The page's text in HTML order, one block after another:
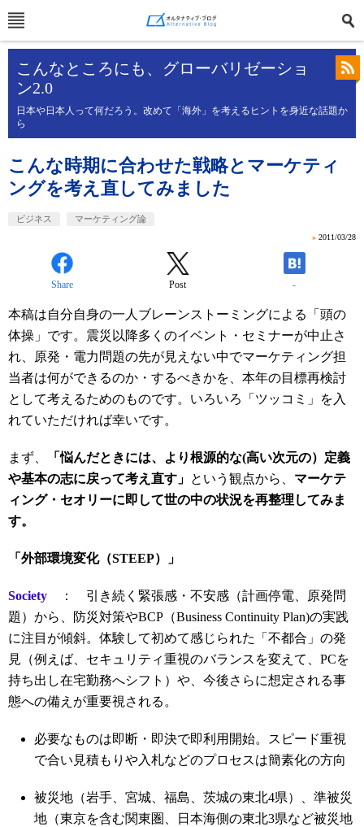
こんなところにも、グローバリゼーショ
ン2.0
日本や日本人って何だろう。改めて「海外」を考えるヒントを身近な話題か
ら
こんな時期に合わせた戦略とマーケティ
ングを考え直してみました
ビジネス マーケティング論
» 2011/03/28
Share Post -
本稿は自分自身の一人ブレーンストーミングによる「頭の
体操」です。震災以降多くのイベント・セミナーが中止さ
れ、原発・電力問題の先が見えない中でマーケティング担
当者は何ができるのか・するべきかを、本年の目標再検討
として考えるためのものです。いろいろ「ツッコミ」を入
れていただければ幸いです。
まず、
「悩んだときには、より根源的な(高い次元の）定義
や基本の志に戻って考え直す」 という観点から、 マーケテ
ィング・セオリーに即して世の中の状況を再整理してみま
す。
「外部環境変化（STEEP）」
Society
： 引き続く緊張感・不安感（計画停電、原発問
題）から、防災対策やBCP（Business Continuity Plan)の実践
に注目が傾斜。体験して初めて感じられた「不都合」の発
見（例えば、セキュリティ重視のバランスを変えて、PCを
持ち出し在宅勤務へシフト）や、今後さらに想定される事
態への備えが重要視される。
必要なものは即断・即決で即利用開始。スピード重視
で合い見積もりや入札などのプロセスは簡素化の方向
被災地（岩手、宮城、福島、茨城の東北4県）、準被災
地（東京を含む関東圏、日本海側の東北3県など被災地